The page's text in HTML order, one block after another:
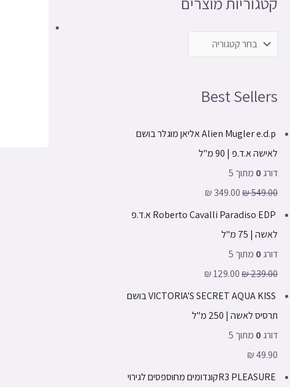
Best Sellers
Alien Mugler e.d.p אליאן מוגלר בושם
לאישה א.ד.פ | 90 מ"ל
דורג0 מתוך 5
₪549.00
₪ 349.00
Roberto Cavalli Paradiso EDP א.ד.פ
לאשה | 75 מ"ל
דורג0 מתוך 5
₪239.00
₪129.00
VICTORIA'S SECRET AQUA KISS בושם
תרסיס לאשה | 250 מ"ל
דורג0 מתוך 5
₪49.90
R3 PLEASUREקונדומים מחוספסים לגירוי